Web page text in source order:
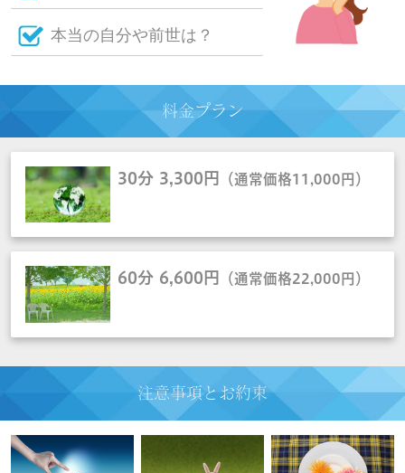
本当の自分や前世は？
料金プラン
30分 3,300円 （通常価格11,000円）
60分 6,600円 （通常価格22,000円）
注意事項とお約束